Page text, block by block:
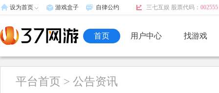
设为首页 游戏盒子 自律公约 三七互娱 股票代码： 002555
首页 用户中心 找游戏
平台首页 > 公告资讯